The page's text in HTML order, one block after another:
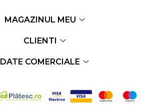
MAGAZINUL MEU
CLIENTI
DATE COMERCIALE